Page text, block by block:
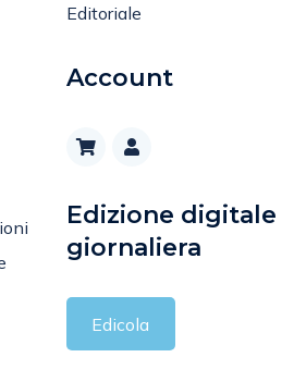
Editoriale
Account
Edizione digitale
giornaliera
Edicola